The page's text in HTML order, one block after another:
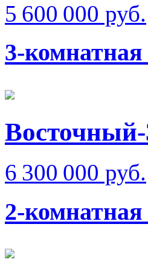
5 600 000 руб.
3-
6 300 000 руб.
2-